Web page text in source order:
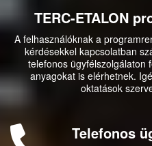
TERC-ETALON
A felhasználóknak a
kérdésekkel kapcsolatban
telefonos ügyfélszolgálaton
anyagokat is elérhetnek.
oktatások
Telefonos